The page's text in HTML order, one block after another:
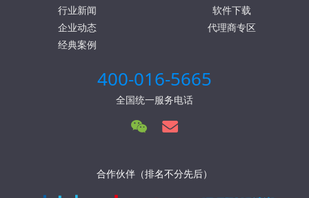
软件下载
代理商专区
行业新闻
企业动态
经典案例
400-016-5665
全国统一服务电话
合作伙伴（排名不分先后）